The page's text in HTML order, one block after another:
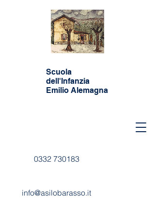
Scuola
dell'Infanzia
Emilio Alemagna
0332 730183
info@asilobarasso.it